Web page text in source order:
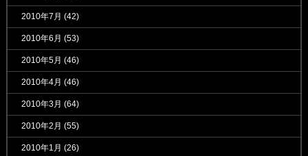
2010年7月 (42)
2010年6月 (53)
2010年5月 (46)
2010年4月 (46)
2010年3月 (64)
2010年2月 (55)
2010年1月 (26)